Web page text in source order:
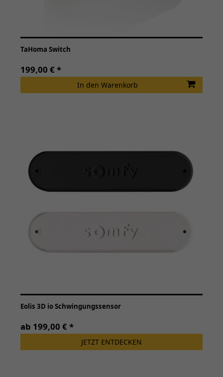
TaHoma Switch
199,00 € *
In den Warenkorb
Eolis 3D io Schwingungssensor
ab 199,00 € *
JETZT ENTDECKEN